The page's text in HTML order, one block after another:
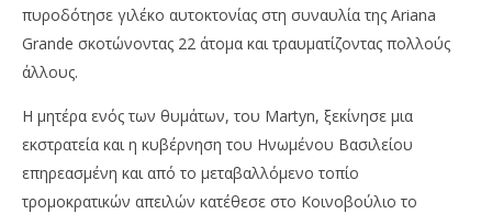
πυροδότησε γιλέκο αυτοκτονίας στη συναυλία της Ariana
Grande σκοτώνοντας 22 άτομα και τραυματίζοντας πολλούς
άλλους.
Η μητέρα ενός των θυμάτων, του Martyn, ξεκίνησε μια
εκστρατεία και η κυβέρνηση του Ηνωμένου Βασιλείου
επηρεασμένη και από το μεταβαλλόμενο τοπίο
τρομοκρατικών απειλών κατέθεσε στο Κοινοβούλιο το